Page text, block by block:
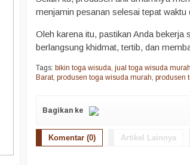
menjamin pesanan selesai tepat
Oleh karena itu, pastikan Anda
berlangsung khidmat, tertib, dan
Tags: bikin toga wisuda,jual toga wisuda murah
Barat,produsen toga wisuda murah,produsen
Bagikan ke
Komentar (0) Artikel Lainnya